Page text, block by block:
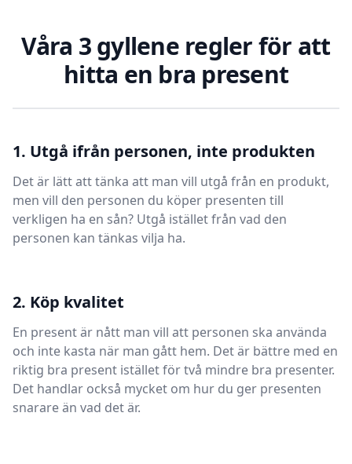
Våra 3 gyllene regler för att
hitta en bra present
1. Utgå ifrån personen, inte produkten
Det är lätt att tänka att man vill utgå från en produkt,
men vill den personen du köper presenten till
verkligen ha en sån? Utgå istället från vad den
personen kan tänkas vilja ha.
2. Köp kvalitet
En present är nått man vill att personen ska använda
och inte kasta när man gått hem. Det är bättre med en
riktig bra present istället för två mindre bra presenter.
Det handlar också mycket om hur du ger presenten
snarare än vad det är.